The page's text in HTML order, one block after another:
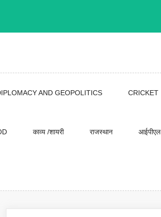
AND GEOPOLITICS CRICKET
काव्य /शायरी राजस्थान आईपीएल